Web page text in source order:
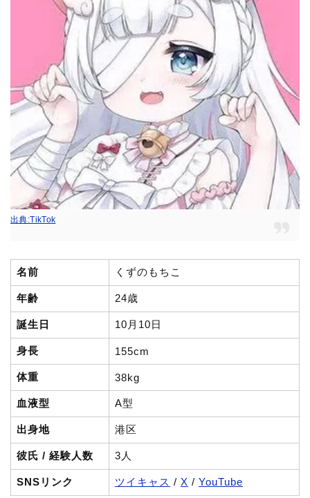
出典:TikTok
名前 くずのもちこ
年齢 24歳
誕生日 10月10日
身長 155cm
体重 38kg
血液型 A型
出身地 港区
彼氏 / 経験人数 3人
SNSリンク ツイキャス / X / YouTube